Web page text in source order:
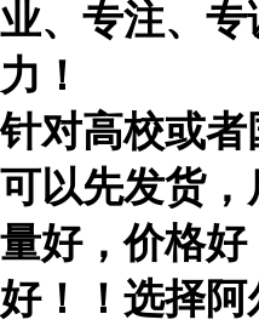
业、专注、专
力！
针对高校或者
可以先发货
量好，价格
好！！选择